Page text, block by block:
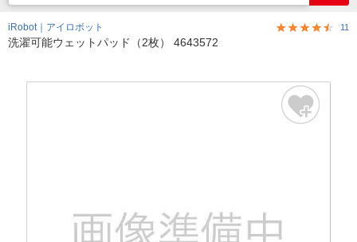
iRobot｜アイロボット 11
洗濯可能ウェットパッド（2枚） 4643572